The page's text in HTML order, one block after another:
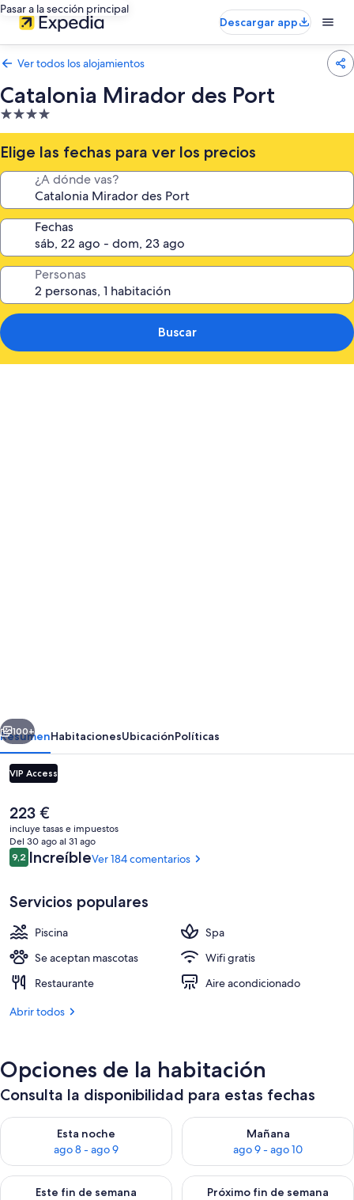
Pasar a la sección principal
Descargar app
Ver todos los alojamientos
Catalonia Mirador des Port
Alojamiento
de
4.0 estrellas
Elige las fechas para ver los precios
¿A dónde vas?
Fechas
Personas
Buscar
Siguiente
100+
ResumenHabitacionesUbicaciónPolíticas
VIP Access
El
precio
actual
es
de
223 €
incluye tasas e impuestos
Del 30 ago al 31 ago
Comentarios
9,29,2 de 10
IncreíbleVer 184 comentarios
Servicios populares
Piscina
Spa
Se aceptan mascotas
Wifi gratis
Restaurante
Aire acondicionado
Abrir todos
Opciones de la habitación
Consulta la disponibilidad para estas fechas
Esta noche
ago 8 - ago 9
Consulta la disponibilidad para esta noche, ago 8 - ago 9
Mañana
ago 9 - ago 10
Consulta la disponibilidad
Este fin de semana
Consulta la disponibilidad para este fin de semana, ago 14 -
Próximo fin de semana
Consulta la disponibilidad